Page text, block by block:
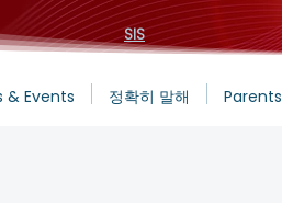
SIS
& Events 정확히 말해 Parents